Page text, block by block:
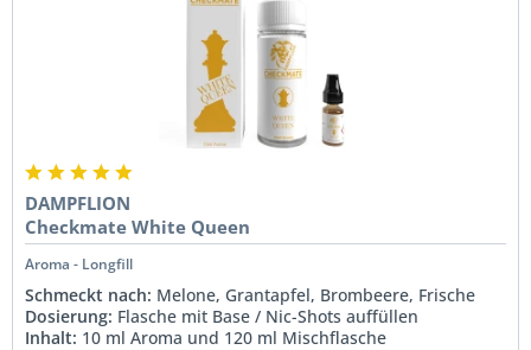
DAMPFLION
Checkmate White Queen
Aroma - Longfill
Schmeckt nach: Melone, Grantapfel, Brombeere, Frische
Dosierung: Flasche mit Base / Nic-Shots auffüllen
Inhalt: 10 ml Aroma und 120 ml Mischflasche